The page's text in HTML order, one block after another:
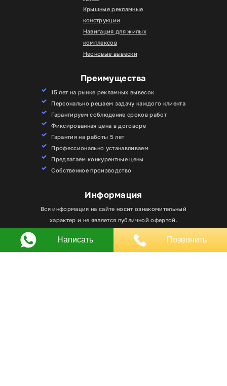
Крышные рекламные
конструкции
Навигация для жилых
комплексов
Неоновые вывески
Преимущества
15 лет на рынке рекламных вывесок
Персонально решаем задачу каждого клиента
Гарантируем соблюдение сроков работ
Фиксированная цена в договоре
Гарантия на работы 5 лет
Профессионально устанавливаем
Предлагаем конкурентные цены
Собственное производство
Информация
Вся информация на сайте носит ознакомительный
характер и не является публичной офертой.
Любое использование материалов, элементов
дизайна и оформления, в том числе копирование
файлы cookie. Вы всегда можете отключить файлы
cookie в настройках браузера.
Хорошо
Написать Позвонить